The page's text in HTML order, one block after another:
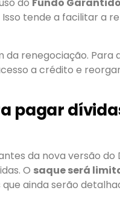
do Fundo
tende a facilitar a
da renegociação.
a crédito e
pagar
da nova versão do
O saque será
ainda serão